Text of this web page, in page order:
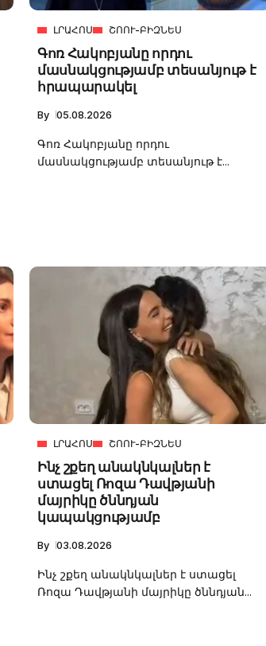
ԼՐԱՀՈՍ ՇՈՈՒ-ԲԻԶՆԵՍ
Գոռ Հակոբյանը որդու
մասնակցությամբ տեսանյութ է
հրապարակել
By 05.08.2026
Գոռ Հակոբյանը որդու
մասնակցությամբ տեսանյութ է...
ԼՐԱՀՈՍ ՇՈՈՒ-ԲԻԶՆԵՍ
Ինչ շքեղ անակնկալներ է
ստացել Ռոզա Դավթյանի
մայրիկը ծննդյան
կապակցությամբ
By 03.08.2026
Ինչ շքեղ անակնկալներ է ստացել
Ռոզա Դավթյանի մայրիկը ծննդյան...